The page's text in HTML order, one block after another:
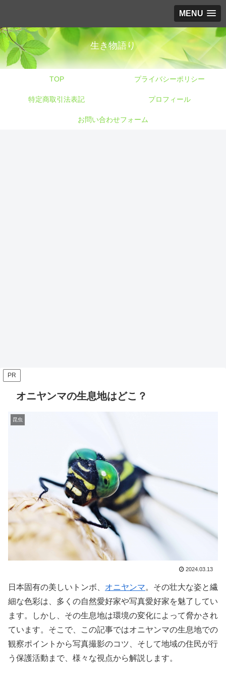
MENU
生き物語り
TOP プライバシーポリシー
特定商取引法表記 プロフィール
お問い合わせフォーム
PR
オニヤンマの生息地はどこ？
昆虫
2024.03.13
日本固有の美しいトンボ、 オニヤンマ。その壮大な姿と繊
細な色彩は、多くの自然愛好家や写真愛好家を魅了してい
ます。しかし、その生息地は環境の変化によって脅かされ
ています。そこで、この記事ではオニヤンマの生息地での
観察ポイントから写真撮影のコツ、そして地域の住民が行
う保護活動まで、様々な視点から解説します。